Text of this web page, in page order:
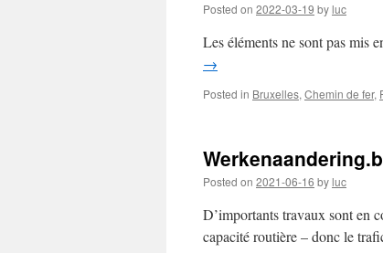
Posted on 2022-03-19 byluc
Les éléments ne sont pas mis
→
Posted in Bruxelles, Chemin de fer,
Posted on 2021-06-16 byluc
D’importants travaux sont en
capacité routière – donc le